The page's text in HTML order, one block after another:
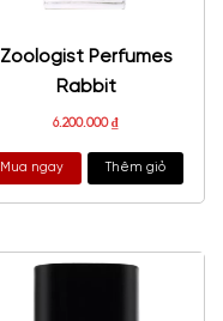
Zoologist Perfumes
Rabbit
6.200.000₫
Mua ngay Thêm giỏ